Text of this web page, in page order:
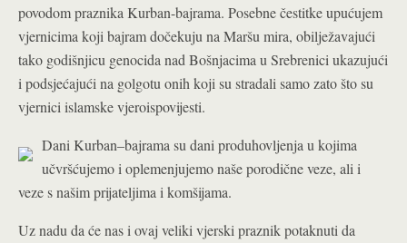
povodom praznika Kurban-bajrama. Posebne čestitke upućujem
vjernicima koji bajram dočekuju na Maršu mira, obilježavajući
tako godišnjicu genocida nad Bošnjacima u Srebrenici ukazujući
i podsjećajući na golgotu onih koji su stradali samo zato što su
vjernici islamske vjeroispovijesti.
Dani Kurban–bajrama su dani produhovljenja u kojima
učvršćujemo i oplemenjujemo naše porodične veze, ali i
veze s našim prijateljima i komšijama.
Uz nadu da će nas i ovaj veliki vjerski praznik potaknuti da